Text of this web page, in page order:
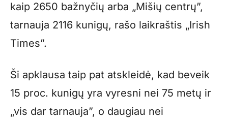
kaip 2650 bažnyčių arba „Mišių centrų”,
tarnauja 2116 kunigų, rašo laikraštis „Irish
Times”.
Ši apklausa taip pat atskleidė, kad beveik
15 proc. kunigų yra vyresni nei 75 metų ir
„vis dar tarnauja”, o daugiau nei